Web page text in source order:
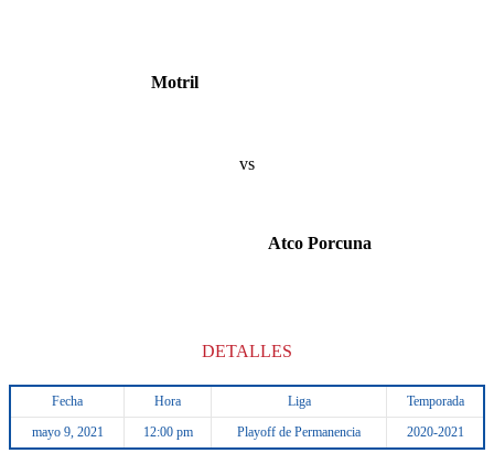
Motril
vs
Atco Porcuna
DETALLES
Fecha Hora Liga Temporada
mayo 9, 2021 12:00 pm Playoff de Permanencia 2020-2021